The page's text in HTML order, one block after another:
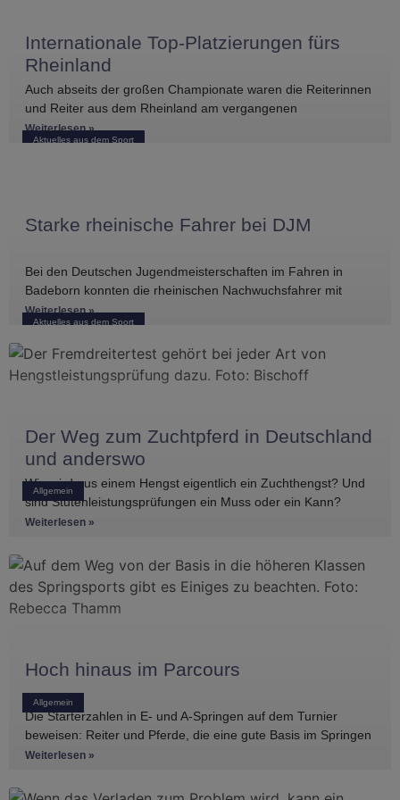
Aktuelles aus dem Sport
Internationale Top-Platzierungen fürs
Rheinland
Auch abseits der großen Championate waren die Reiterinnen
und Reiter aus dem Rheinland am vergangenen
Wochenende international erfolgreich unterwegs. Bei
Weiterlesen »
Aktuelles aus dem Sport
Starke rheinische Fahrer bei DJM
Bei den Deutschen Jugendmeisterschaften im Fahren in
Badeborn konnten die rheinischen Nachwuchsfahrer mit
mehreren vorderen Platzierungen überzeugen. Frederik
Koitka erreichte
Weiterlesen »
Allgemein
Der Weg zum Zuchtpferd in Deutschland
und anderswo
Wie wird aus einem Hengst eigentlich ein Zuchthengst? Und
sind Stutenleistungsprüfungen ein Muss oder ein Kann?
Einblicke in die Regelwerke
Weiterlesen »
Allgemein
Hoch hinaus im Parcours
Die Starterzahlen in E- und A-Springen auf dem Turnier
beweisen: Reiter und Pferde, die eine gute Basis im Springen
haben, gibt es
Weiterlesen »